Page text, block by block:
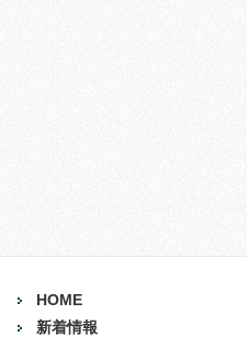
HOME
新着情報